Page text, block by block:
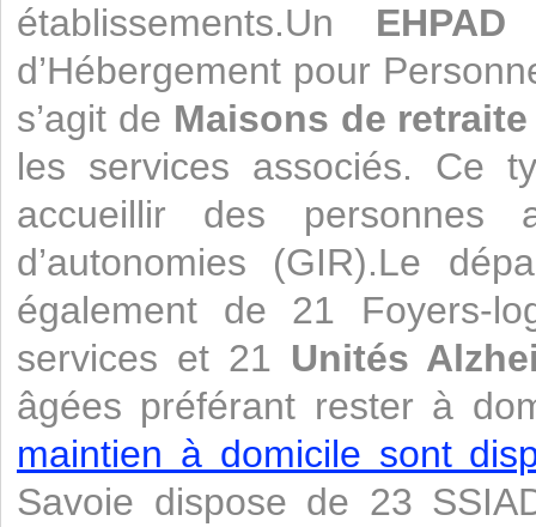
établissements.Un EHPAD
d’Hébergement pour
s’agit de Maisons de
les services associés. Ce
accueillir des personnes
d’autonomies (GIR).Le
également de 21 Foyers-
services et 21 Unités
âgées préférant rester à
maintien à domicile sont
Savoie dispose de 23